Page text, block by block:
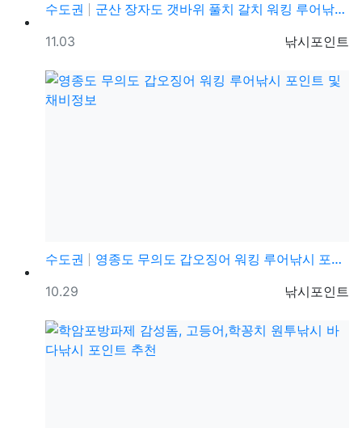
수도권
군산 장자도 갯바위 풀치 갈치 워킹 루어낚시 포인트
등록자
낚시포인트
등록일
11.03
수도권
영종도 무의도 갑오징어 워킹 루어낚시 포인트 및 채비정…
등록자
낚시포인트
등록일
10.29